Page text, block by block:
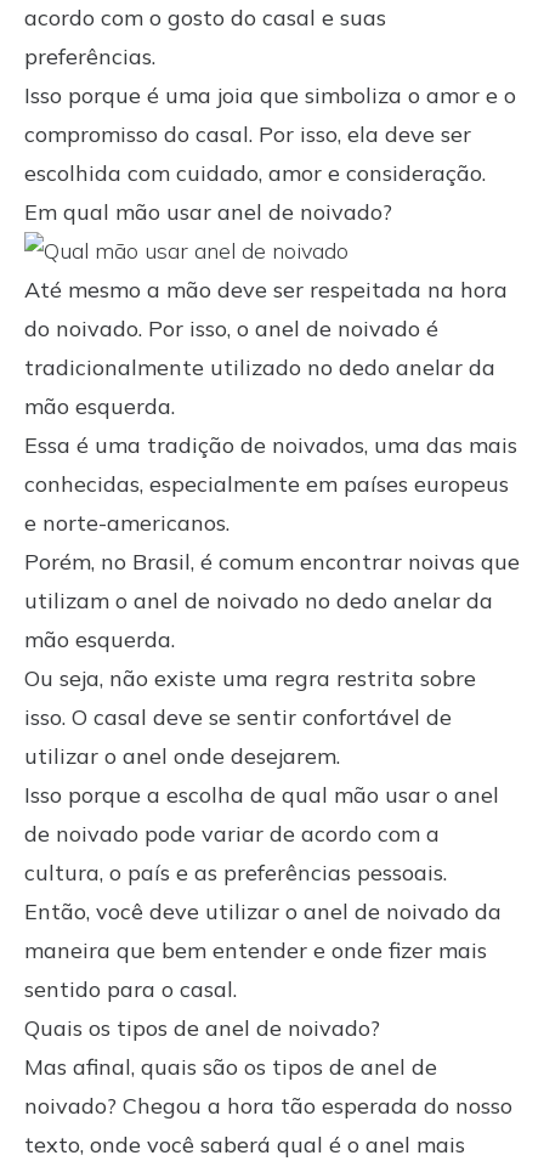
acordo com o gosto do casal e suas
preferências.
Isso porque é uma joia que simboliza o amor e o
compromisso do casal. Por isso, ela deve ser
escolhida com cuidado, amor e consideração.
Em qual mão usar anel de noivado?
Até mesmo a mão deve ser respeitada na hora
do noivado. Por isso, o anel de noivado é
tradicionalmente utilizado no dedo anelar da
mão esquerda.
Essa é uma tradição de noivados, uma das mais
conhecidas, especialmente em países europeus
e norte-americanos.
Porém, no Brasil, é comum encontrar noivas que
utilizam o anel de noivado no dedo anelar da
mão esquerda.
Ou seja, não existe uma regra restrita sobre
isso. O casal deve se sentir confortável de
utilizar o anel onde desejarem.
Isso porque a escolha de qual mão usar o anel
de noivado pode variar de acordo com a
cultura, o país e as preferências pessoais.
Então, você deve utilizar o anel de noivado da
maneira que bem entender e onde fizer mais
sentido para o casal.
Quais os tipos de anel de noivado?
Mas afinal, quais são os tipos de anel de
noivado? Chegou a hora tão esperada do nosso
texto, onde você saberá qual é o anel mais